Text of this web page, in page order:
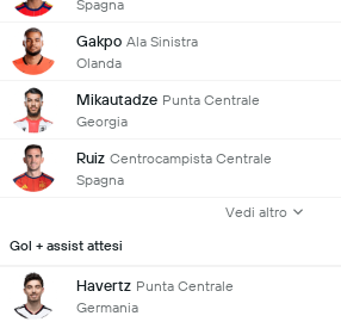
Spagna
Gakpo Ala Sinistra
Olanda
Mikautadze Punta Centrale
Georgia
Ruiz Centrocampista Centrale
Spagna
Vedi altro
Gol + assist attesi
Havertz Punta Centrale
Germania